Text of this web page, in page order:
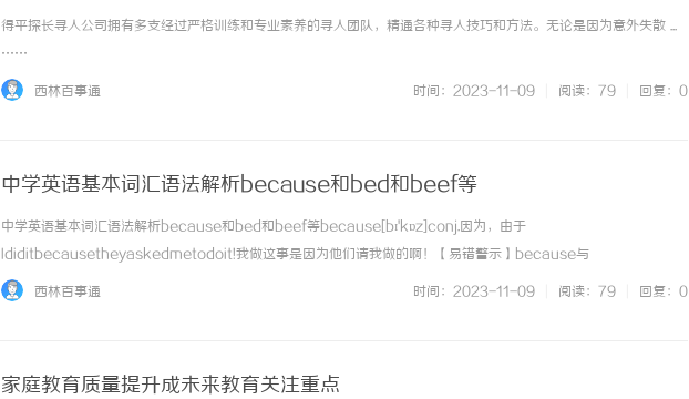
得平探长寻人公司拥有多支经过严格训练和专业素养的寻人团队，精通各种寻人技巧和方法。无论是因为意外失散 ...
……
西林百事通 时间：2023-11-09 阅读：79 回复：0
中学英语基本词汇语法解析because和bed和beef等
中学英语基本词汇语法解析because和bed和beef等because[bɪ'kɒz]conj.因为，由于
Ididitbecausetheyaskedmetodoit!我做这事是因为他们请我做的啊！【易错警示】because与
becauseofbecausebecause后面跟一个句子，是来回答why问题，或者解释原因的。例如：Becauseitisrai...
西林百事通 时间：2023-11-09 阅读：79 回复：0
家庭教育质量提升成未来教育关注重点